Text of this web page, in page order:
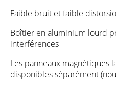
Faible bruit et faible
Boîtier en aluminium lourd
interférences
Les panneaux magnétiques
disponibles séparément